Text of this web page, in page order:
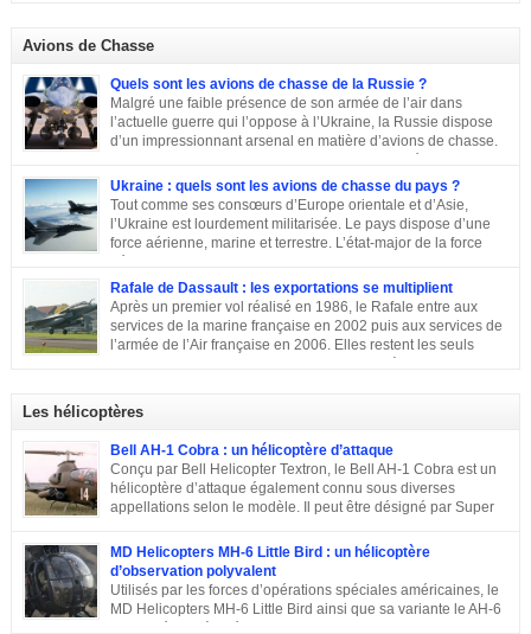
Avions de Chasse
Quels sont les avions de chasse de la Russie ?
Malgré une faible présence de son armée de l’air dans
l’actuelle guerre qui l’oppose à l’Ukraine, la Russie dispose
d’un impressionnant arsenal en matière d’avions de chasse.
Chasseurs, bombardiers, avions d’attaque … découvrons
ensemble les principaux moyens dont dispose sa force aérienne.
Ukraine : quels sont les avions de chasse du pays ?
Tout comme ses consœurs d’Europe orientale et d’Asie,
l’Ukraine est lourdement militarisée. Le pays dispose d’une
force aérienne, marine et terrestre. L’état-major de la force
aérienne ukrainienne se trouve dans la ville de Vinnitsa. Elle
est équipée en majorité d’avions de fabrication soviétique. Parmi les
républiques socialistes soviétiques, l’Ukraine élabore l’une des plus
stratégiques. D’après les statistiques de 2014, l’armée de l’air ukrainienne
et les forces de défense aérienne contiennent environ 43 000 personnes et
247 avions. L’armée ukrainienne se divise en trois commandements
Rafale de Dassault : les exportations se multiplient
Après un premier vol réalisé en 1986, le Rafale entre aux
services de la marine française en 2002 puis aux services de
l’armée de l’Air française en 2006. Elles restent les seuls
exploitants du chasseur français pendant près de 10 ans. En
que le succès viendra bientôt. Quatre ans plus tard, les premières
commandes étrangères sont signées et depuis, le constructeur multiplie les
exportations. Tour d’horizon sur les exportations du Rafale …
Les hélicoptères
Bell AH-1 Cobra : un hélicoptère d’attaque
Conçu par Bell Helicopter Textron, le Bell AH-1 Cobra est un
hélicoptère d’attaque également connu sous diverses
appellations selon le modèle. Il peut être désigné par Super
Cobra, Snake ou encore Viper. Le modèle premier était doté de la même
motorisation, de la même transmission et du même rotor principal que le
Bell UH-1 Iroquois. Cet appareil a effectué son premier vol en septembre
1965, est entré en service en 1967 et est toujours en service dans quelques
pays. Sa conception C’est en 1962 que Bell décide de construire un
MD Helicopters MH-6 Little Bird : un hélicoptère
d’observation polyvalent
Utilisés par les forces d’opérations spéciales américaines, le
MD Helicopters MH-6 Little Bird ainsi que sa variante le AH-6